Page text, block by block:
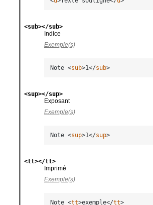
<sub></sub>
Indice
Exemple(s)
Note <sub>1</sub>
<sup></sup>
Exposant
Exemple(s)
Note <sup>1</sup>
<tt></tt>
Imprimé
Exemple(s)
Note <tt>exemple</tt>